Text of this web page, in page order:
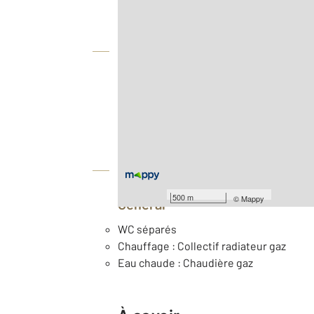
500 m ©Mappy
Équipements
Général
WC séparés
Chauffage : Collectif radiateur gaz
Eau chaude : Chaudière gaz